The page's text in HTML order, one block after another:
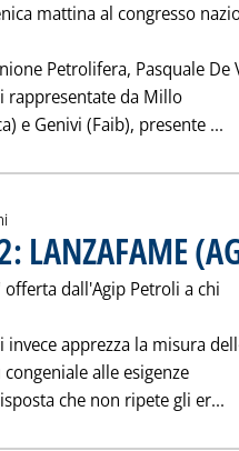
mattina al congresso
Petrolifera, Pasquale De
rappresentate da Millo
e Genivi (Faib), presente ...
LANZAFAME
dall'Agip Petroli a chi
apprezza la misura
alle esigenze
che non ripete gli er...